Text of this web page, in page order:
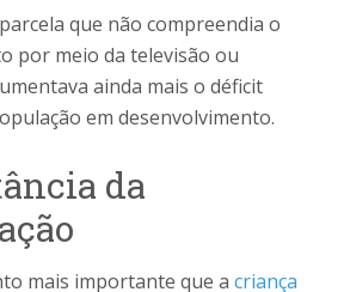
que não compreendia o
por meio da televisão ou
ainda mais o déficit
em desenvolvimento.
da
mais importante que a criança